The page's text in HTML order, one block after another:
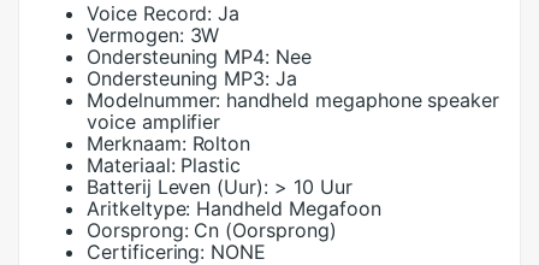
Voice Record: Ja
Vermogen: 3W
Ondersteuning MP4: Nee
Ondersteuning MP3: Ja
Modelnummer: handheld megaphone speaker
voice amplifier
Merknaam: Rolton
Materiaal: Plastic
Batterij Leven (Uur): > 10 Uur
Aritkeltype: Handheld Megafoon
Oorsprong: Cn (Oorsprong)
Certificering: NONE